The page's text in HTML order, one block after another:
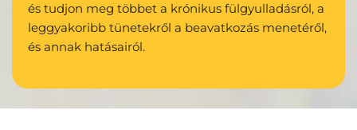
és tudjon meg többet a krónikus fülgyulladásról, a
leggyakoribb tünetekről a beavatkozás menetéről,
és annak hatásairól.